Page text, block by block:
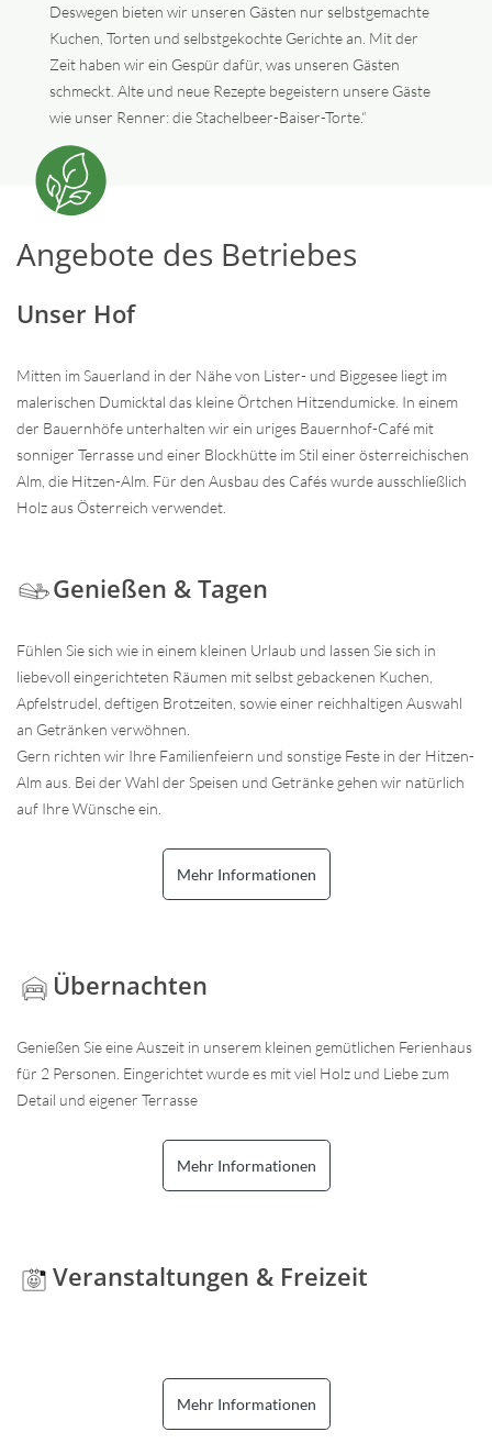
Deswegen bieten wir unseren Gästen nur selbstgemachte
Kuchen, Torten und selbstgekochte Gerichte an. Mit der
Zeit haben wir ein Gespür dafür, was unseren Gästen
schmeckt. Alte und neue Rezepte begeistern unsere Gäste
wie unser Renner: die Stachelbeer-Baiser-Torte.“
Angebote des Betriebes
Unser Hof
Mitten im Sauerland in der Nähe von Lister- und Biggesee liegt im
malerischen Dumicktal das kleine Örtchen Hitzendumicke. In einem
der Bauernhöfe unterhalten wir ein uriges Bauernhof-Café mit
sonniger Terrasse und einer Blockhütte im Stil einer österreichischen
Alm, die Hitzen-Alm. Für den Ausbau des Cafés wurde ausschließlich
Holz aus Österreich verwendet.
Genießen & Tagen
Fühlen Sie sich wie in einem kleinen Urlaub und lassen Sie sich in
liebevoll eingerichteten Räumen mit selbst gebackenen Kuchen,
Apfelstrudel, deftigen Brotzeiten, sowie einer reichhaltigen Auswahl
an Getränken verwöhnen.
Gern richten wir Ihre Familienfeiern und sonstige Feste in der Hitzen-
Alm aus. Bei der Wahl der Speisen und Getränke gehen wir natürlich
auf Ihre Wünsche ein.
Mehr Informationen
Übernachten
Genießen Sie eine Auszeit in unserem kleinen gemütlichen Ferienhaus
für 2 Personen. Eingerichtet wurde es mit viel Holz und Liebe zum
Detail und eigener Terrasse
Mehr Informationen
Veranstaltungen & Freizeit
Mehr Informationen